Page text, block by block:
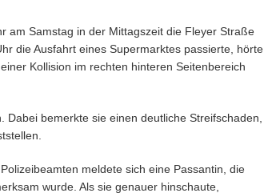
am Samstag in der Mittagszeit die Fleyer Straße
die Ausfahrt eines Supermarktes passierte, hörte
Kollision im rechten hinteren Seitenbereich
bemerkte sie einen deutliche Streifschaden,
meldete sich eine Passantin, die
wurde. Als sie genauer hinschaute,